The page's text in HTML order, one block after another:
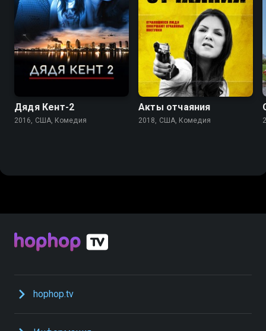
Дядя Кент-2
2016, США, Комедия
Акты отчаяния
2018, США, Комедия
hophop.tv